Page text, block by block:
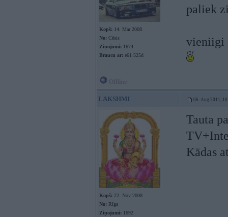
Kopš: 14. Mar 2008
No: Cēsis
Ziņojumi: 1674
Braucu ar: e61 525d
paliek
vieniigi
LAKSHMI 06. Aug 2011,
Kopš: 22. Nov 2008
No: Rīga
Ziņojumi: 1692
Tauta
Kādas